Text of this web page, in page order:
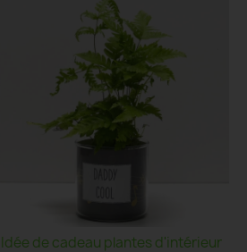
Idée de cadeau plantes d'intérieur